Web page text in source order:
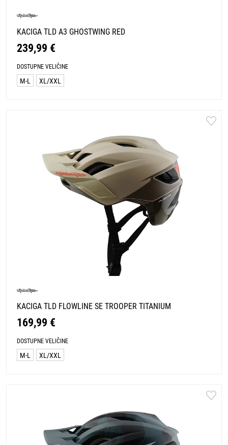
KACIGA TLD A3 GHOSTWING RED
239,99 €
DOSTUPNE VELIČINE
M-L XL/XXL
KACIGA TLD FLOWLINE SE TROOPER TITANIUM
169,99 €
DOSTUPNE VELIČINE
M-L XL/XXL